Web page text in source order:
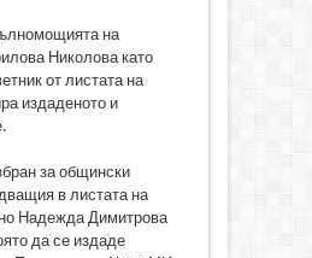
на
Николова като
от листата на
издаденото и
за общински
в листата на
Надежда Димитрова
да се издаде